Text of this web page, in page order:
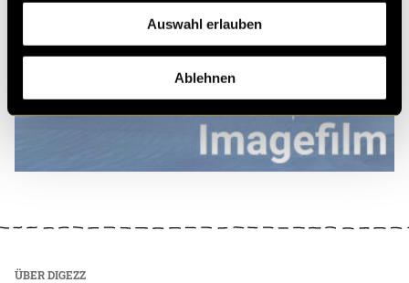
Auswahl erlauben
Ablehnen
ÜBER DIGEZZ